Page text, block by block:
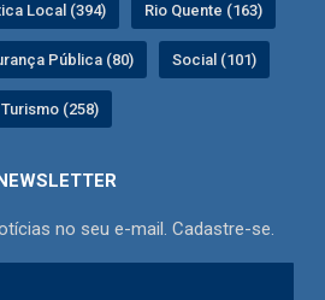
Local (394) Rio Quente (163)
Pública (80) Social (101)
Turismo (258)
NEWSLETTER
no seu e-mail. Cadastre-se.